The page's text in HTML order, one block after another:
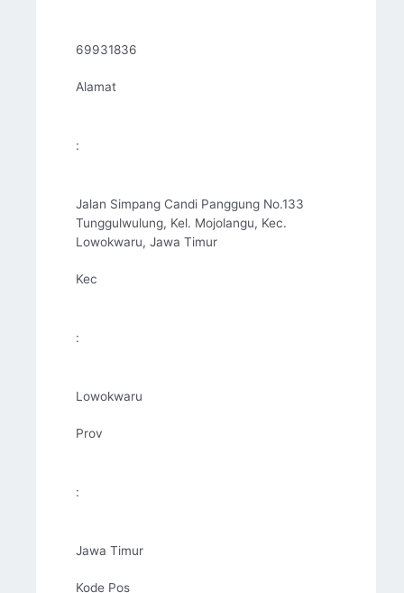
69931836
Alamat
:
Jalan Simpang Candi Panggung No.133
Tunggulwulung, Kel. Mojolangu, Kec.
Lowokwaru, Jawa Timur
Kec
:
Lowokwaru
Prov
:
Jawa Timur
Kode Pos